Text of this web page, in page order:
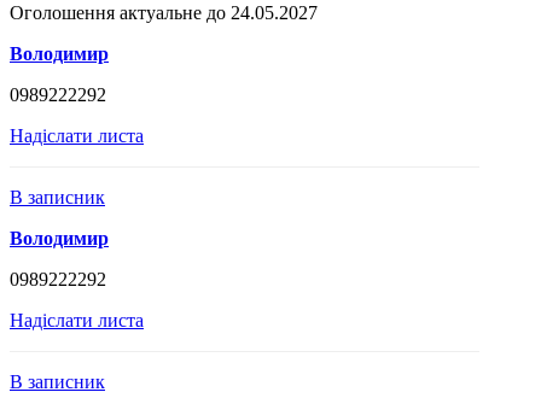
Оголошення актуальне до 24.05.2027
Володимир
0989222292
Надіслати листа
В записник
Володимир
0989222292
Надіслати листа
В записник